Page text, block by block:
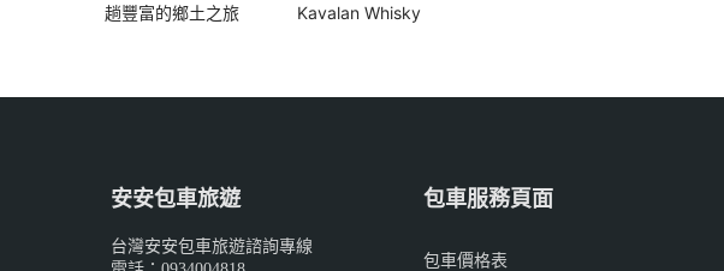
趟豐富的鄉土之旅
Kavalan Whisky
安安包車旅遊
台灣安安包車旅遊諮詢專線
包車服務頁面
包車價格表